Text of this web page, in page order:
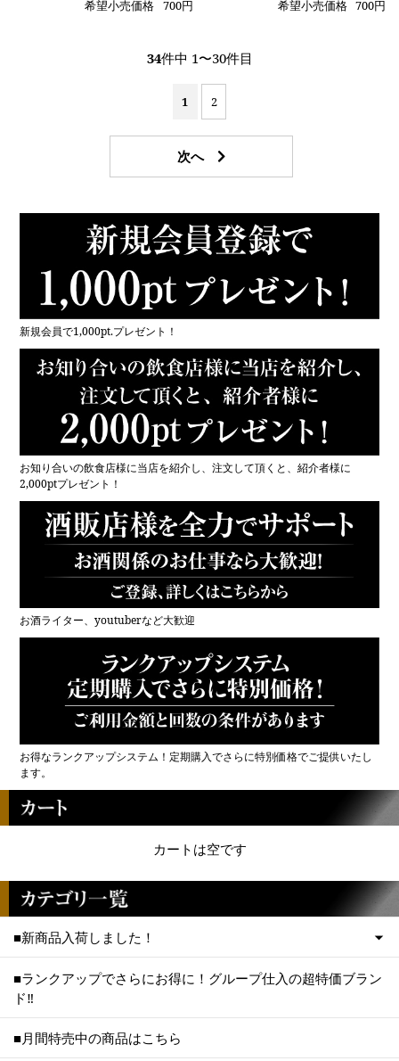
希望小売価格 700円 希望小売価格 700円
34件中 1〜30件目
1 2
新規会員で1,000pt.プレゼント！
お知り合いの飲食店様に当店を紹介し、注文して頂くと、紹介者様に
2,000ptプレゼント！
お酒ライター、youtuberなど大歓迎
お得なランクアップシステム！定期購入でさらに特別価格でご提供いたし
ます。
カートは空です
■新商品入荷しました！
■ランクアップでさらにお得に！グループ仕入の超特価ブラン
ド‼
■月間特売中の商品はこちら